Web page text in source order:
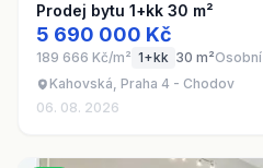
Prodej bytu 1+kk 30 m²
5 690 000 Kč
189 666 Kč/m² 1+kk 30 m²Osobní
Kahovská, Praha 4 - Chodov
06. 08. 2026